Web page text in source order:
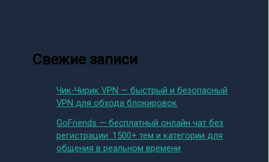
Свежие записи
Чик-Чирик VPN — быстрый и безопасный
VPN для обхода блокировок
GoFriends — бесплатный онлайн чат без
регистрации: 1500+ тем и категории для
общения в реальном времени